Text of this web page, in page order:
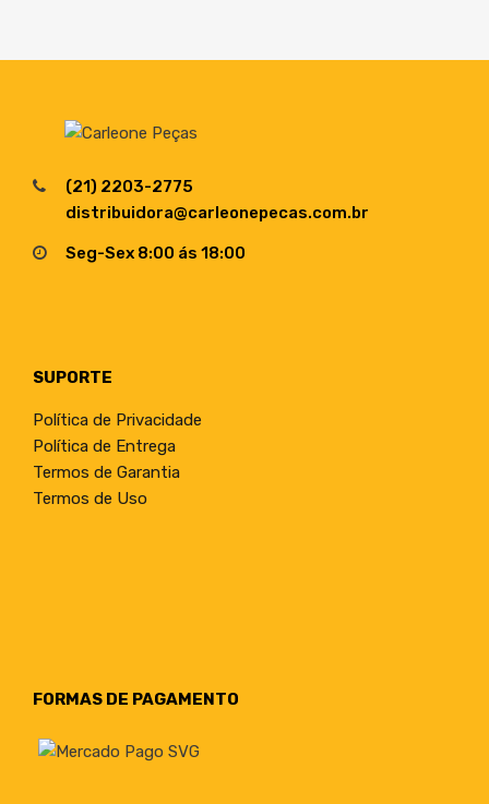
(21) 2203-2775
distribuidora@carleonepecas.com.br
Seg-Sex 8:00 ás 18:00
SUPORTE
Política de Privacidade
Política de Entrega
Termos de Garantia
Termos de Uso
FORMAS DE PAGAMENTO